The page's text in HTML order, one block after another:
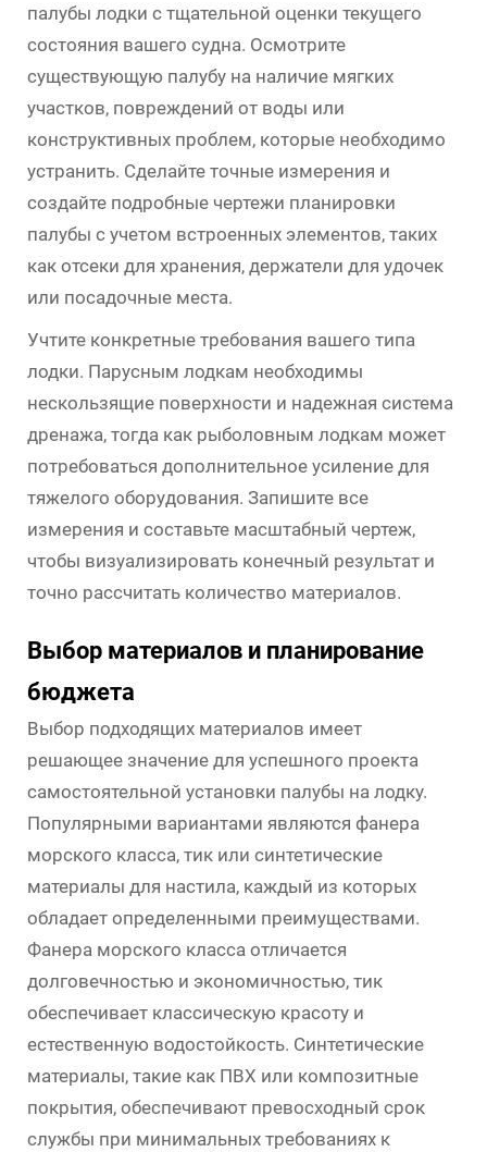
палубы лодки с тщательной оценки текущего
состояния вашего судна. Осмотрите
существующую палубу на наличие мягких
участков, повреждений от воды или
конструктивных проблем, которые необходимо
устранить. Сделайте точные измерения и
создайте подробные чертежи планировки
палубы с учетом встроенных элементов, таких
как отсеки для хранения, держатели для удочек
или посадочные места.
Учтите конкретные требования вашего типа
лодки. Парусным лодкам необходимы
нескользящие поверхности и надежная система
дренажа, тогда как рыболовным лодкам может
потребоваться дополнительное усиление для
тяжелого оборудования. Запишите все
измерения и составьте масштабный чертеж,
чтобы визуализировать конечный результат и
точно рассчитать количество материалов.
Выбор материалов и планирование
бюджета
Выбор подходящих материалов имеет
решающее значение для успешного проекта
самостоятельной установки палубы на лодку.
Популярными вариантами являются фанера
морского класса, тик или синтетические
материалы для настила, каждый из которых
обладает определенными преимуществами.
Фанера морского класса отличается
долговечностью и экономичностью, тик
обеспечивает классическую красоту и
естественную водостойкость. Синтетические
материалы, такие как ПВХ или композитные
покрытия, обеспечивают превосходный срок
службы при минимальных требованиях к